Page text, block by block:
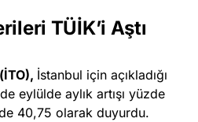
TÜİK’i Aştı
İstanbul için açıkladığı
eylülde aylık artışı yüzde
40,75 olarak duyurdu.